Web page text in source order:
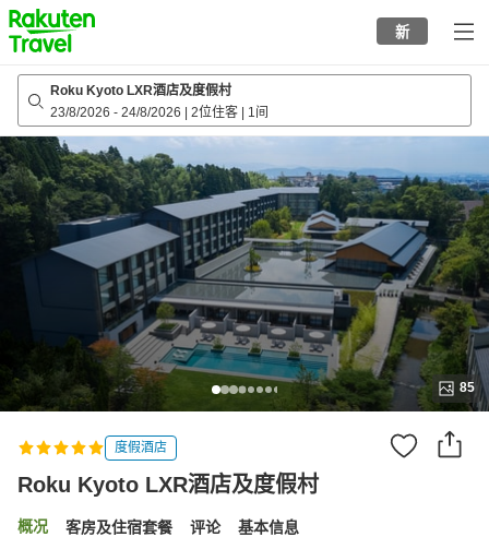
to
top
page
新
Roku Kyoto LXR酒店及度假村
23/8/2026 - 24/8/2026 2位住客 1间
85
度假酒店
Roku Kyoto LXR酒店及度假村
概况 客房及住宿套餐 评论 基本信息